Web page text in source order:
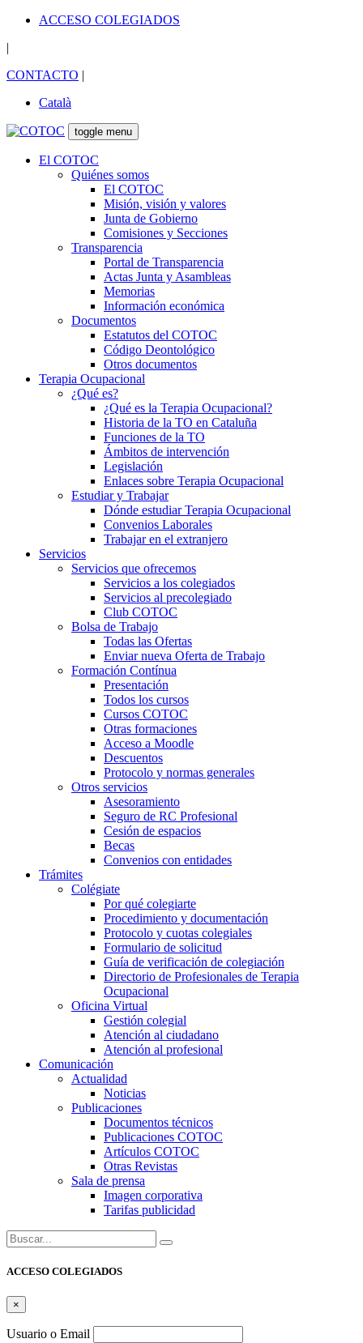
ACCESO COLEGIADOS
|
CONTACTO |
Català
toggle menu
El COTOC
Quiénes somos
El COTOC
Misión, visión y valores
Junta de Gobierno
Comisiones y Secciones
Transparencia
Portal de Transparencia
Actas Junta y Asambleas
Memorias
Información económica
Documentos
Estatutos del COTOC
Código Deontológico
Otros documentos
Terapia Ocupacional
¿Qué es?
¿Qué es la Terapia Ocupacional?
Historia de la TO en Cataluña
Funciones de la TO
Ámbitos de intervención
Legislación
Enlaces sobre Terapia Ocupacional
Estudiar y Trabajar
Dónde estudiar Terapia Ocupacional
Convenios Laborales
Trabajar en el extranjero
Servicios
Servicios que ofrecemos
Servicios a los colegiados
Servicios al precolegiado
Club COTOC
Bolsa de Trabajo
Todas las Ofertas
Enviar nueva Oferta de Trabajo
Formación Contínua
Presentación
Todos los cursos
Cursos COTOC
Otras formaciones
Acceso a Moodle
Descuentos
Protocolo y normas generales
Otros servicios
Asesoramiento
Seguro de RC Profesional
Cesión de espacios
Becas
Convenios con entidades
Trámites
Colégiate
Por qué colegiarte
Procedimiento y documentación
Protocolo y cuotas colegiales
Formulario de solicitud
Guía de verificación de colegiación
Directorio de Profesionales de Terapia
Ocupacional
Oficina Virtual
Gestión colegial
Atención al ciudadano
Atención al profesional
Comunicación
Actualidad
Noticias
Publicaciones
Documentos técnicos
Publicaciones COTOC
Artículos COTOC
Otras Revistas
Sala de prensa
Imagen corporativa
Tarifas publicidad
Buscar:
ACCESO COLEGIADOS
×
Usuario o Email